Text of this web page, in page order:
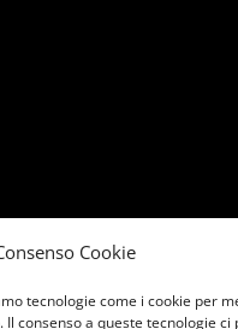
Cookie
tecnologie come i cookie per
consenso a queste tecnologie